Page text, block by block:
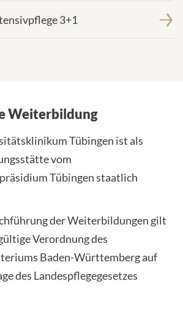
3+1
Weiterbildung
Tübingen ist als
vom
Tübingen staatlich
der Weiterbildungen gilt
Verordnung des
Baden-Württemberg auf
des Landespflegegesetzes